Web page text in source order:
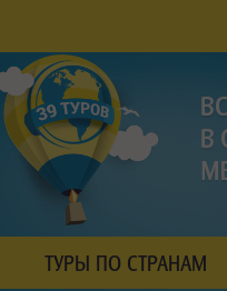
ТУРЫ ПО СТРАНАМ